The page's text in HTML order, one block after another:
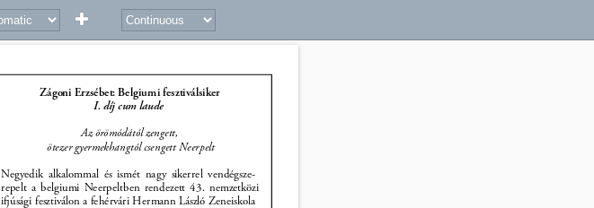
Zágoni Erzsébet: Belgiumi fesztiválsiker
I. díj cum laude
Az örömódától zengett,
ötezer gyermekhangtól csengett Neerpelt
Negyedik alkalommal és ismét nagy sikerrel vendégsze-
repelt a belgiumi Neerpeltben rendezett 43. nemzetközi
iúsági fesztiválon a fehérvári Hermann László Zeneiskola